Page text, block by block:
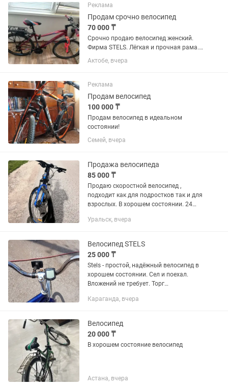
простой в управлении —...
Реклама
Продам срочно велосипед
70 000 ₸
Срочно продаю велосипед женский.
Фирма STELS. Лёгкая и прочная рама.
Амортизационная передняя вилка —
комфортная езда по неровной дороге.
так и для прогулок. ...
Актобе, вчера
Реклама
Продам велосипед
100 000 ₸
Продам велосипед в идеальном
состоянии!
Семей, вчера
Продажа велосипеда
85 000 ₸
Продаю скоростной велосипед ,
подходит как для подростков так и для
взрослых. В хорошем состоянии. 24
гидравлические тормоза. Есть
Уральск, вчера
Велосипед STELS
25 000 ₸
Stels - простой, надёжный велосипед в
хорошем состоянии. Сел и поехал.
Вложений не требует. Торг
Караганда, вчера
Велосипед
20 000 ₸
В хорошем состояние велосипед
Астана, вчера